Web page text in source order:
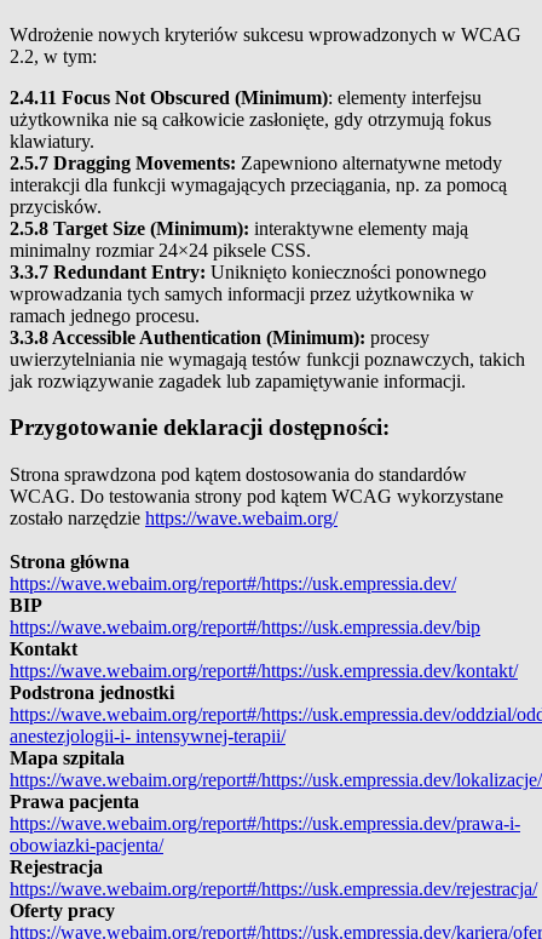
Wdrożenie nowych kryteriów sukcesu wprowadzonych w WCAG
2.2, w tym:
2.4.11 Focus Not Obscured (Minimum): elementy interfejsu
użytkownika nie są całkowicie zasłonięte, gdy otrzymują fokus
klawiatury.
2.5.7 Dragging Movements: Zapewniono alternatywne metody
interakcji dla funkcji wymagających przeciągania, np. za pomocą
przycisków.
2.5.8 Target Size (Minimum): interaktywne elementy mają
minimalny rozmiar 24×24 piksele CSS.
3.3.7 Redundant Entry: Uniknięto konieczności ponownego
wprowadzania tych samych informacji przez użytkownika w
ramach jednego procesu.
3.3.8 Accessible Authentication (Minimum): procesy
uwierzytelniania nie wymagają testów funkcji poznawczych, takich
jak rozwiązywanie zagadek lub zapamiętywanie informacji.
Przygotowanie deklaracji dostępności:
Strona sprawdzona pod kątem dostosowania do standardów
WCAG. Do testowania strony pod kątem WCAG wykorzystane
zostało narzędzie https://wave.webaim.org/
Strona główna
https://wave.webaim.org/report#/https://usk.empressia.dev/
BIP
https://wave.webaim.org/report#/https://usk.empressia.dev/bip
Kontakt
https://wave.webaim.org/report#/https://usk.empressia.dev/kontakt/
Podstrona jednostki
https://wave.webaim.org/report#/https://usk.empressia.dev/oddzial/
anestezjologii-i- intensywnej-terapii/
Mapa szpitala
https://wave.webaim.org/report#/https://usk.empressia.dev/lokalizacje/
Prawa pacjenta
https://wave.webaim.org/report#/https://usk.empressia.dev/prawa-i-
obowiazki-pacjenta/
Rejestracja
https://wave.webaim.org/report#/https://usk.empressia.dev/rejestracja/
Oferty pracy
https://wave.webaim.org/report#/https://usk.empressia.dev/kariera/